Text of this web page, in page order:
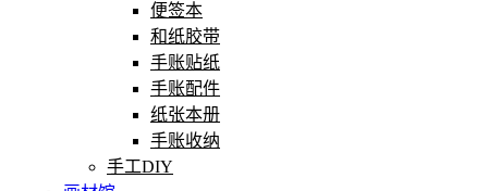
便签本
和纸胶带
手账贴纸
手账配件
纸张本册
手账收纳
手工DIY